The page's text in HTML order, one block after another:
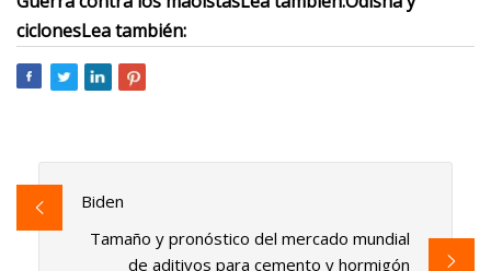
ciclonesLea también:
Biden
Tamaño y pronóstico del mercado mundial
de aditivos para cemento y hormigón